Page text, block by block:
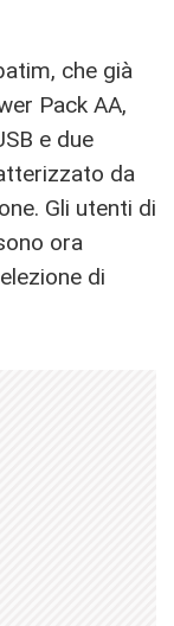
che già
Pack AA,
e due
da
Gli utenti di
ora
di